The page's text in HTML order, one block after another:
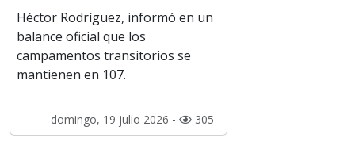
Héctor Rodríguez, informó en un
balance oficial que los
campamentos transitorios se
mantienen en 107.
domingo, 19 julio 2026 - 305